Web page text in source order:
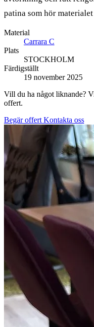
patina som hör
Material
Carrara C
Plats
STOCKHOLM
Färdigställt
19 november 2025
Vill du ha något liknande?
offert.
Begär offert Kontakta oss